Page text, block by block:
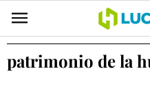
POLÍTICA
patrimonio de la